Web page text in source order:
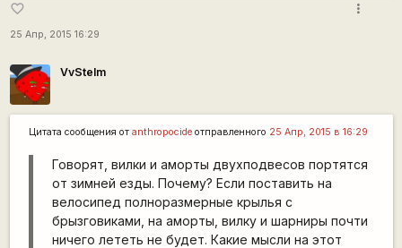
favorite_border
25 Апр, 2015 16:29
more_vert
VvStelm
Цитата сообщения от anthropocideотправленного 25 Апр, 2015 в 16:29
Говорят, вилки и аморты двухподвесов портятся
от зимней езды. Почему? Если поставить на
велосипед полноразмерные крылья с
брызговиками, на аморты, вилку и шарниры почти
ничего лететь не будет. Какие мысли на этот